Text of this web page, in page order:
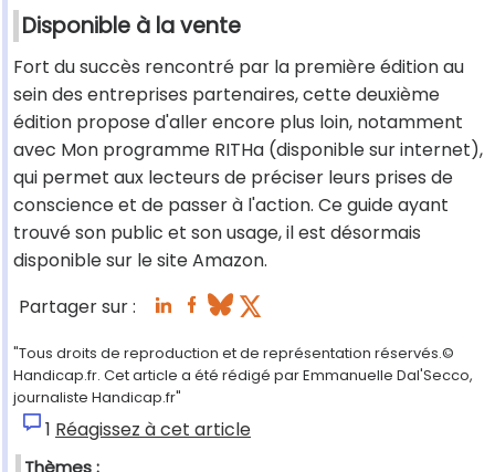
Disponible à la vente
Fort du succès rencontré par la première édition au
sein des entreprises partenaires, cette deuxième
édition propose d'aller encore plus loin, notamment
avec Mon programme RITHa (disponible sur internet),
qui permet aux lecteurs de préciser leurs prises de
conscience et de passer à l'action. Ce guide ayant
trouvé son public et son usage, il est désormais
disponible sur le site Amazon.
Partager sur :
"Tous droits de reproduction et de représentation réservés.©
Handicap.fr. Cet article a été rédigé par Emmanuelle Dal'Secco,
journaliste Handicap.fr"
1 Réagissez à cet article
Thèmes :